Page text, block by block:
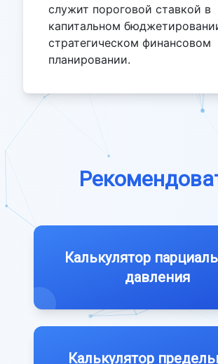
служит пороговой ставкой в ​​
капитальном
стратегическом финансовом
планировании.
Калькулятор
давления
Калькулятор